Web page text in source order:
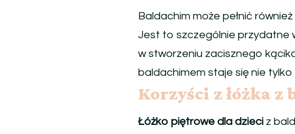
Baldachim może pełnić
Jest to szczególnie przydatne
w stworzeniu zacisznego
baldachimem staje się nie
Korzyści z łóżka
Łóżko piętrowe dla dzieci z